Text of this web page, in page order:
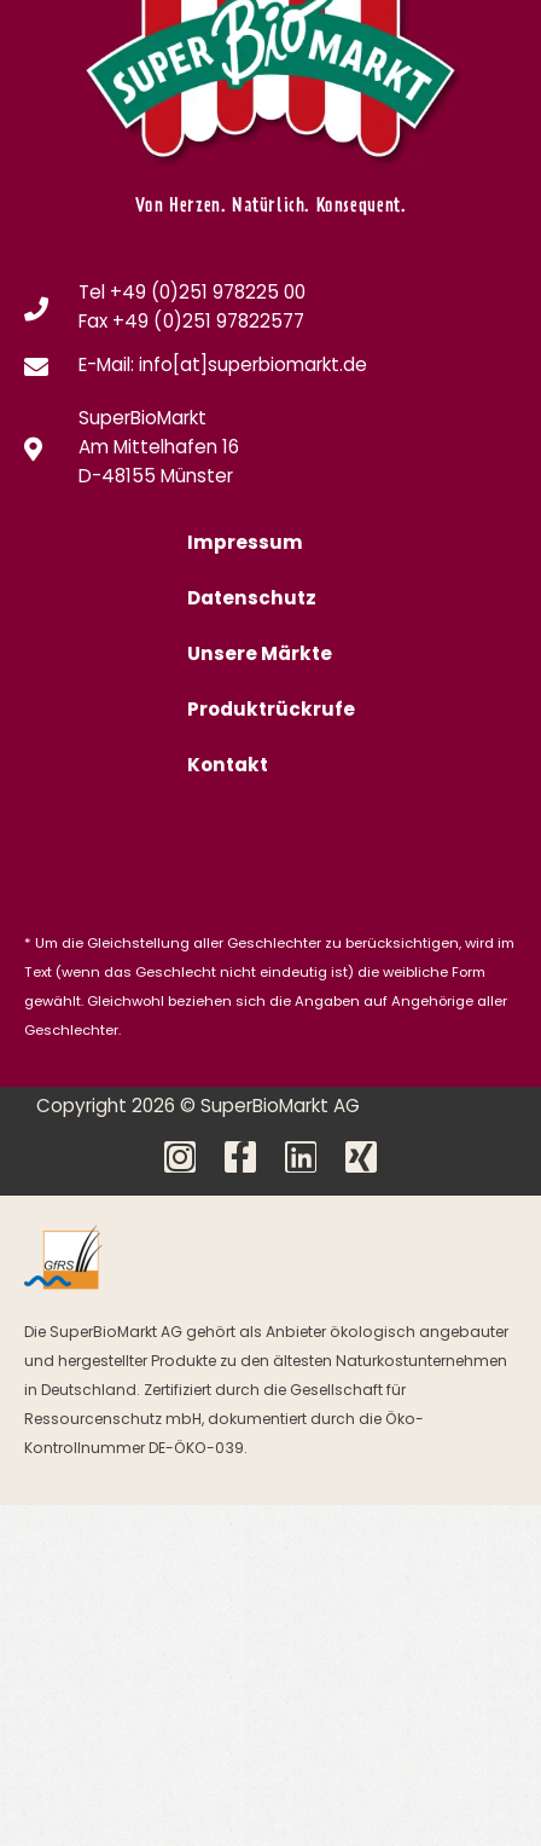
Von Herzen. Natürlich. Konsequent.
Tel +49 (0)251 978225 00
Fax +49 (0)251 97822577
E-Mail: info[at]superbiomarkt.de
SuperBioMarkt
Am Mittelhafen 16
D-48155 Münster
Impressum
Datenschutz
Unsere Märkte
Produktrückrufe
Kontakt
* Um die Gleichstellung aller Geschlechter zu berücksichtigen, wird im
Text (wenn das Geschlecht nicht eindeutig ist) die weibliche Form
gewählt. Gleichwohl beziehen sich die Angaben auf Angehörige aller
Geschlechter.
Copyright 2026 © SuperBioMarkt AG
Die SuperBioMarkt AG gehört als Anbieter ökologisch angebauter
und hergestellter Produkte zu den ältesten Naturkostunternehmen
in Deutschland. Zertifiziert durch die Gesellschaft für
Ressourcenschutz mbH, dokumentiert durch die Öko-
Kontrollnummer DE-ÖKO-039.